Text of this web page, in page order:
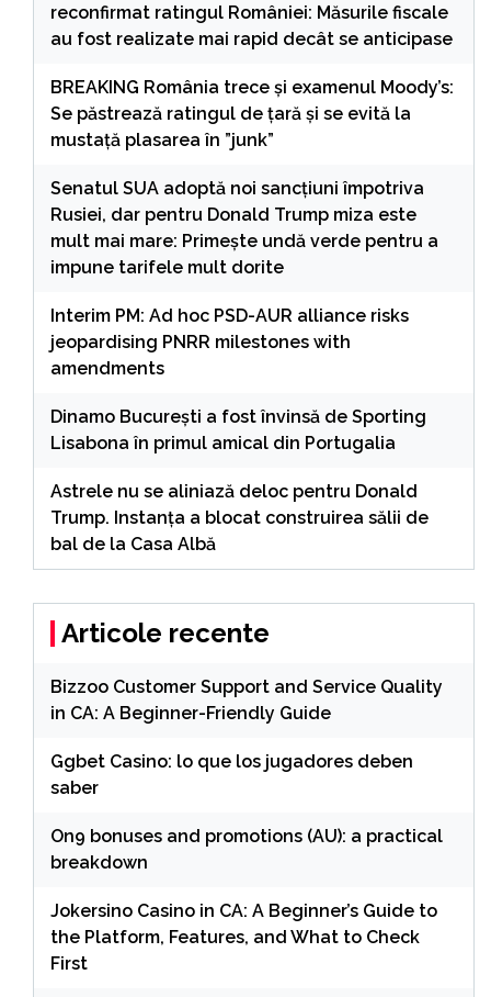
reconfirmat ratingul României: Măsurile fiscale
au fost realizate mai rapid decât se anticipase
BREAKING România trece și examenul Moody’s:
Se păstrează ratingul de țară și se evită la
mustață plasarea în ”junk”
Senatul SUA adoptă noi sancțiuni împotriva
Rusiei, dar pentru Donald Trump miza este
mult mai mare: Primește undă verde pentru a
impune tarifele mult dorite
Interim PM: Ad hoc PSD-AUR alliance risks
jeopardising PNRR milestones with
amendments
Dinamo București a fost învinsă de Sporting
Lisabona în primul amical din Portugalia
Astrele nu se aliniază deloc pentru Donald
Trump. Instanța a blocat construirea sălii de
bal de la Casa Albă
Articole recente
Bizzoo Customer Support and Service Quality
in CA: A Beginner-Friendly Guide
Ggbet Casino: lo que los jugadores deben
saber
On9 bonuses and promotions (AU): a practical
breakdown
Jokersino Casino in CA: A Beginner’s Guide to
the Platform, Features, and What to Check
First